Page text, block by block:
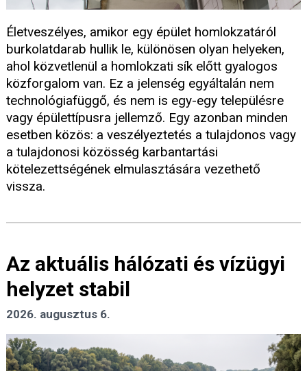
Életveszélyes, amikor egy épület homlokzatáról
burkolatdarab hullik le, különösen olyan helyeken,
ahol közvetlenül a homlokzati sík előtt gyalogos
közforgalom van. Ez a jelenség egyáltalán nem
technológiafüggő, és nem is egy-egy településre
vagy épülettípusra jellemző. Egy azonban minden
esetben közös: a veszélyeztetés a tulajdonos vagy
a tulajdonosi közösség karbantartási
kötelezettségének elmulasztására vezethető
vissza.
Az aktuális hálózati és vízügyi
helyzet stabil
2026. augusztus 6.